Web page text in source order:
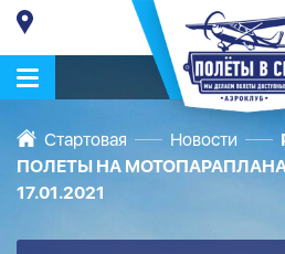
Стартовая Новости
ПОЛЕТЫ НА
17.01.2021